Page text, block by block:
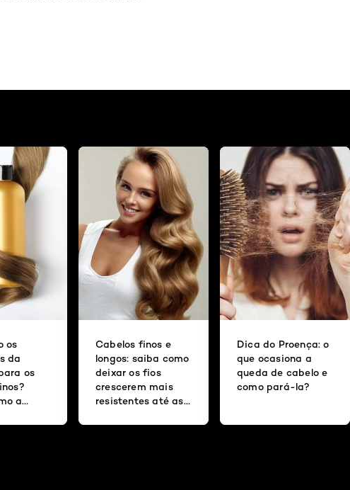
os
da
os
a
Cabelos finos e
longos: saiba como
deixar os fios
crescerem mais
resistentes até as
quebra
Dica do Proença: o
que ocasiona a
queda de cabelo e
como pará-la?